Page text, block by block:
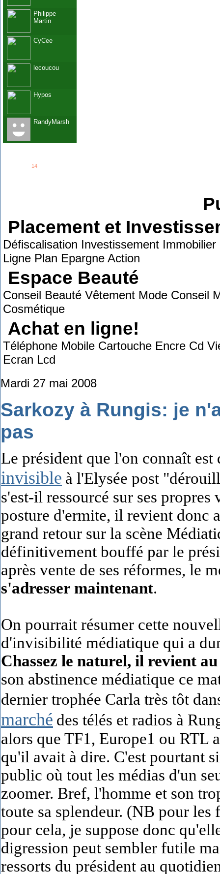
Philippe
Martin
CyCee
lecoucou
Hypos
RandyMarsh
14members...
Placement et
Défiscalisation Investissement
Ligne Plan Epargne Action
Espace Beauté
Conseil Beauté Vêtement Mode Conseil
Cosmétique
Achat en ligne!
Téléphone Mobile Cartouche Encre Cd
Ecran Lcd
Mardi 27 mai 2008
Sarkozy à Rungis: je
pas
Le président que l'on connaît
invisible à l'Elysée post
s'est-il ressourcé sur ses
posture d'ermite, il revient donc
grand retour sur la scène
définitivement bouffé par le
après vente de ses réformes, le
s'adresser maintenant.
On pourrait résumer cette
d'invisibilité médiatique qui a
Chassez le naturel, il revient
son abstinence médiatique ce
dernier trophée Carla très tôt
marché des télés et radios à
alors que TF1, Europe1 ou RTL
qu'il avait à dire. C'est pourtant
public où tout les médias d'un
zoomer. Bref, l'homme et son
toute sa splendeur. (NB pour
pour cela, je suppose donc
digression peut sembler futile
ressorts du président au